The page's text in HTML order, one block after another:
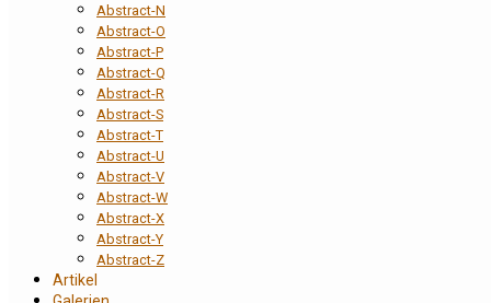
Abstract-N
Abstract-O
Abstract-P
Abstract-Q
Abstract-R
Abstract-S
Abstract-T
Abstract-U
Abstract-V
Abstract-W
Abstract-X
Abstract-Y
Abstract-Z
Artikel